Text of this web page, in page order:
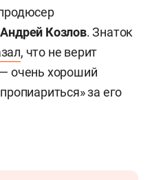
Андрей Козлов. Знаток
, что не верит
очень хороший
за его